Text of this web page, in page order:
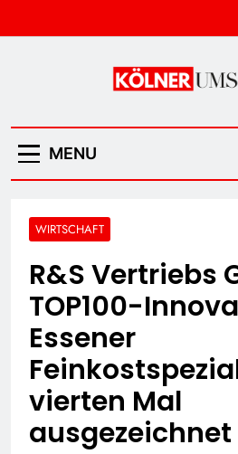
to
Kölner
MENU
WIRTSCHAFT
R&S Vertriebs
TOP100-
Essener
vierten Mal
ausgezeichnet